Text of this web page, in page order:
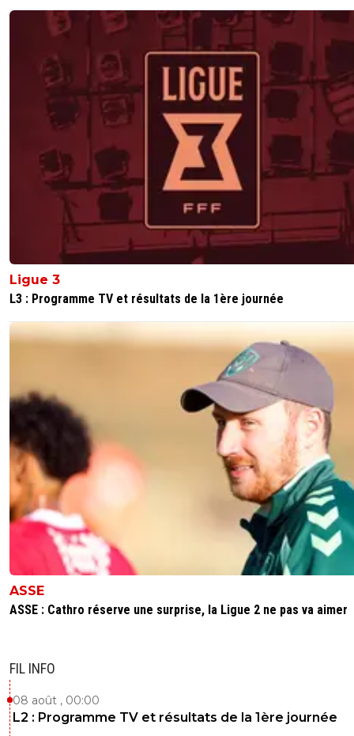
Ligue 3
L3 : Programme TV et résultats de la 1ère journée
ASSE
ASSE : Cathro réserve une surprise, la Ligue 2 ne pas va aimer
FIL INFO
08 août , 00:00
L2 : Programme TV et résultats de la 1ère journée